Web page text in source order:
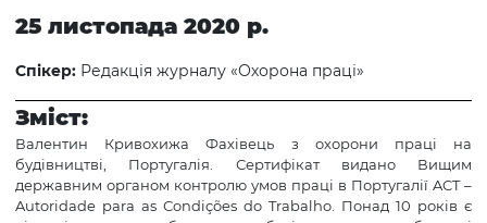
25 листопада 2020 р.
Спікер: Редакція журналу «Охорона праці»
Зміст:
Валентин Кривохижа Фахівець з охорони праці на
будівництві, Португалія. Сертифікат видано Вищим
державним органом контролю умов праці в Португалії ACT –
Autoridade para as Сondições do Trabalho. Понад 10 років є